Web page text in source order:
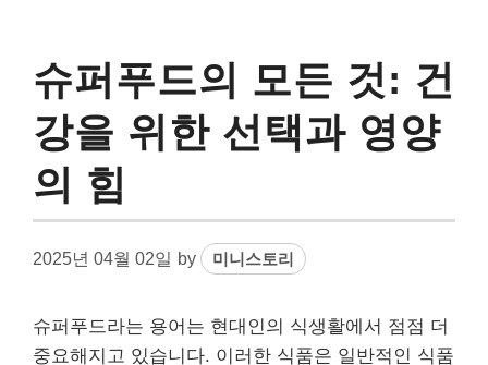
슈퍼푸드의 모든 것: 건
강을 위한 선택과 영양
의 힘
2025년 04월 02일 by 미니스토리
슈퍼푸드라는 용어는 현대인의 식생활에서 점점 더
중요해지고 있습니다. 이러한 식품은 일반적인 식품